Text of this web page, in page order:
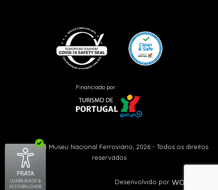
Financiado por:
© Fundação Museu Nacional Ferroviário, 2026 - Todos os direitos
reservados
Desenvolvido por